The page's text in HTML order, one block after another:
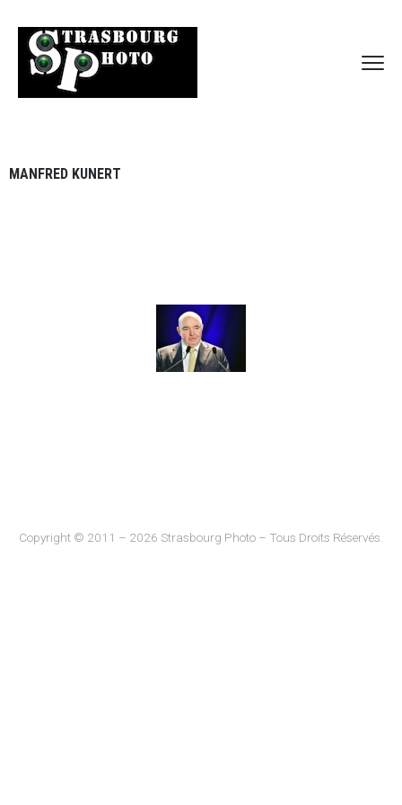
MANFRED KUNERT
Copyright © 2011 – 2026 Strasbourg Photo – Tous Droits Réservés.